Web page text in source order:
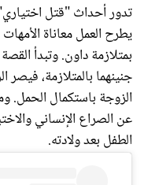
تدور أحداث "قتل
يطرح العمل معاناة
بمتلازمة داون. وتبدأ
جنينهما بالمتلازمة،
الزوجة باستكمال الحمل.
عن الصراع الإنساني
الطفل بعد ولادته.